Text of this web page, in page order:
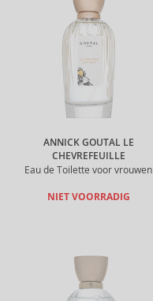
ANNICK GOUTAL LE
CHEVREFEUILLE
Eau de Toilette voor vrouwen
NIET VOORRADIG